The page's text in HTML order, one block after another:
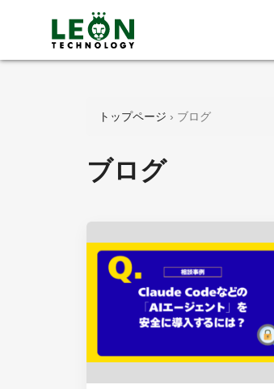
トップページ › ブログ
ブログ